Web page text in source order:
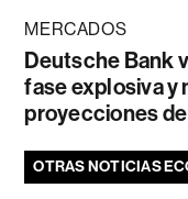
MERCADOS
Deutsche Bank
fase explosiva y
proyecciones
OTRAS NOTICIAS